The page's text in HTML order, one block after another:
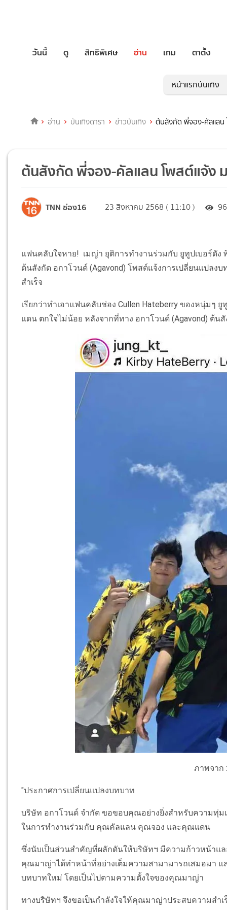
วันนี้ ดู สิทธิพิเศษ อ่าน เกม ตาตั้ง
หน้าแรกบันเทิง
อ่าน บันเทิงดารา ข่าวบันเทิง ต้นสังกัด พี่จอง-คัลแลน
ต้นสังกัด พี่จอง-คัลแลน โพสต์แจ้ง
TNN ช่อง16 23 สิงหาคม 2568 ( 11:10 ) 96
แฟนคลับใจหาย! เมญ่า ยุติการทำงานร่วมกับ ยูทูปเบอร์ดัง
ต้นสังกัด อกาโวนด์ (Agavond) โพสต์แจ้งการเปลี่ยนแป
สำเร็จ
เรียกว่าทำเอาแฟนคลับช่อง Cullen Hateberry ของหนุ่มๆ
แดน ตกใจไม่น้อย หลังจากที่ทาง อกาโวนด์ (Agavond) ต้น
ภาพจาก
"ประกาศการเปลี่ยนแปลงบทบาท
บริษัท อกาโวนด์ จำกัด ขอขอบคุณอย่างยิ่งสำหรับความทุ่
ในการทำงานร่วมกับ คุณคัลแลน คุณจอง และคุณแดน
ซึ่งนับเป็นส่วนสำคัญที่ผลักดันให้บริษัทฯ มีความก้าวหน้าแล
คุณมาญ่าได้ทำหน้าที่อย่างเต็มความสามามารถเสมอมา
บทบาทใหม่ โดยเป็นไปตามความตั้งใจของคุณมาญ่า
ทางบริษัทฯ จึงขอเป็นกำลังใจให้คุณมาญ่าประสบความสำ